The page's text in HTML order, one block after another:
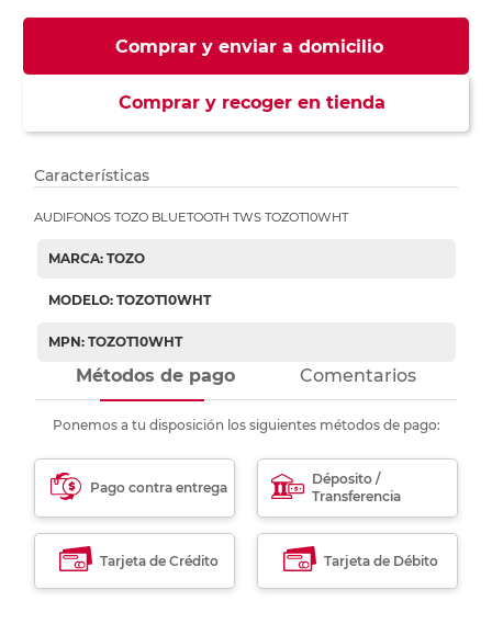
Comprar y enviar a domicilio
Comprar y recoger en tienda
Características
AUDIFONOS TOZO BLUETOOTH TWS TOZOT10WHT
MARCA: TOZO
MODELO: TOZOT10WHT
MPN: TOZOT10WHT
Métodos de pago Comentarios
Ponemos a tu disposición los siguientes métodos de pago:
Pago contra entrega
Déposito /
Transferencia
Tarjeta de Crédito Tarjeta de Débito